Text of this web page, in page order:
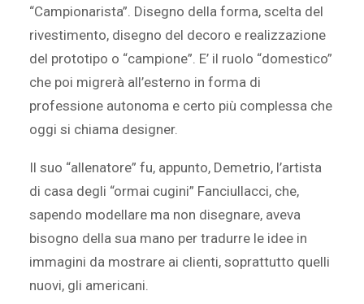
“Campionarista”. Disegno della forma, scelta del
rivestimento, disegno del decoro e realizzazione
del prototipo o “campione”. E’ il ruolo “domestico”
che poi migrerà all’esterno in forma di
professione autonoma e certo più complessa che
oggi si chiama designer.
Il suo “allenatore” fu, appunto, Demetrio, l’artista
di casa degli “ormai cugini” Fanciullacci, che,
sapendo modellare ma non disegnare, aveva
bisogno della sua mano per tradurre le idee in
immagini da mostrare ai clienti, soprattutto quelli
nuovi, gli americani.